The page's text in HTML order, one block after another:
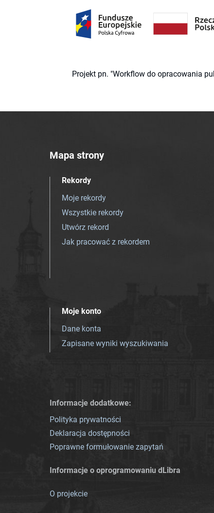
Projekt pn. "Workflow do opracowania
Mapa strony
Rekordy
Moje rekordy
Wszystkie rekordy
Utwórz rekord
Jak pracować z rekordem
Moje konto
Dane konta
Zapisane wyniki wyszukiwania
Informacje dodatkowe:
Polityka prywatności
Deklaracja dostępności
Poprawne formułowanie zapytań
Informacje o oprogramowaniu dLibra
O projekcie